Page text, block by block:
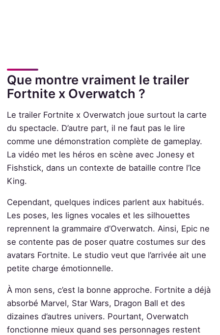
Que montre vraiment le trailer
Fortnite x Overwatch ?
Le trailer Fortnite x Overwatch joue surtout la carte
du spectacle. D’autre part, il ne faut pas le lire
comme une démonstration complète de gameplay.
La vidéo met les héros en scène avec Jonesy et
Fishstick, dans un contexte de bataille contre l’Ice
King.
Cependant, quelques indices parlent aux habitués.
Les poses, les lignes vocales et les silhouettes
reprennent la grammaire d’Overwatch. Ainsi, Epic ne
se contente pas de poser quatre costumes sur des
avatars Fortnite. Le studio veut que l’arrivée ait une
petite charge émotionnelle.
À mon sens, c’est la bonne approche. Fortnite a déjà
absorbé Marvel, Star Wars, Dragon Ball et des
dizaines d’autres univers. Pourtant, Overwatch
fonctionne mieux quand ses personnages restent